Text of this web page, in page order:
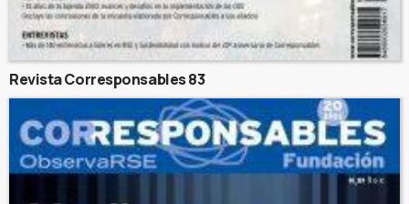
Revista Corresponsables 83